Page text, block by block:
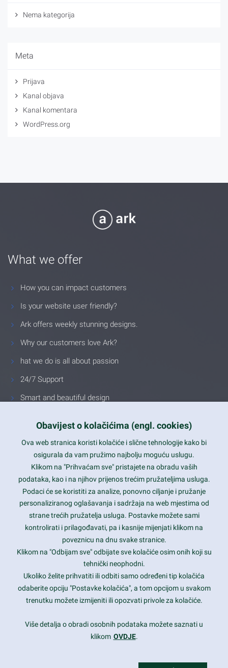
Nema kategorija
Meta
Prijava
Kanal objava
Kanal komentara
WordPress.org
What we offer
How you can impact customers
Is your website user friendly?
Ark offers weekly stunning designs.
Why our customers love Ark?
hat we do is all about passion
24/7 Support
Smart and beautiful design
Latest trends and much more...
Contact Info
1600 Amphitheatre Parkway, Mountain View, CA 94043
prothemes.net@gmail.com
Daily: 9:00 am - 6:00 pm
Sunday: Closed
Copyright 2017FRESHFACE© All Rights Reserved
Obavijest o kolačićima (engl. cookies)
Ova web stranica koristi kolačiće i slične tehnologije kako bi
osigurala da vam pružimo najbolju moguću uslugu.
Klikom na "Prihvaćam sve" pristajete na obradu vaših
podataka, kao i na njihov prijenos trećim pružateljima usluga.
Podaci će se koristiti za analize, ponovno ciljanje i pružanje
personaliziranog oglašavanja i sadržaja na web mjestima od
strane trećih pružatelja usluga. Postavke možete sami
kontrolirati i prilagođavati, pa i kasnije mijenjati klikom na
poveznicu na dnu svake stranice.
Klikom na "Odbijam sve" odbijate sve kolačiće osim onih koji su
tehnički neophodni.
Ukoliko želite prihvatiti ili odbiti samo određeni tip kolačića
odaberite opciju "Postavke kolačića", a tom opcijom u svakom
trenutku možete izmijeniti ili opozvati privole za kolačiće.
Više detalja o obradi osobnih podataka možete saznati u
klikom OVDJE.